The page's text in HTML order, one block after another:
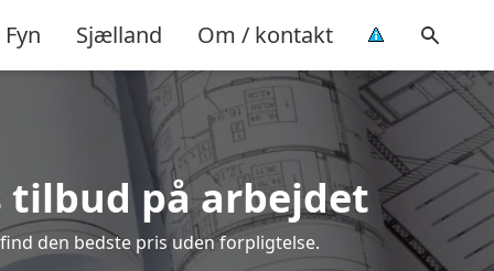
Fyn Sjælland Om / kontakt
tilbud på arbejdet
den bedste pris uden forpligtelse.